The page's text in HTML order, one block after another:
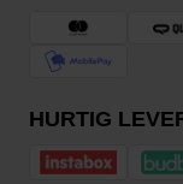
HURTIG